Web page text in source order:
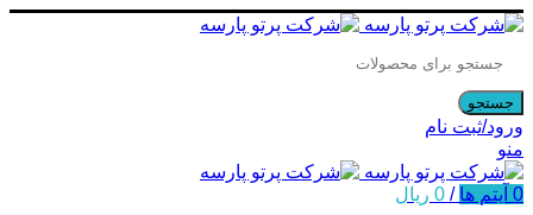
جستجو
ورود/ثبت نام
منو
0 آیتم ها /
0 ریال